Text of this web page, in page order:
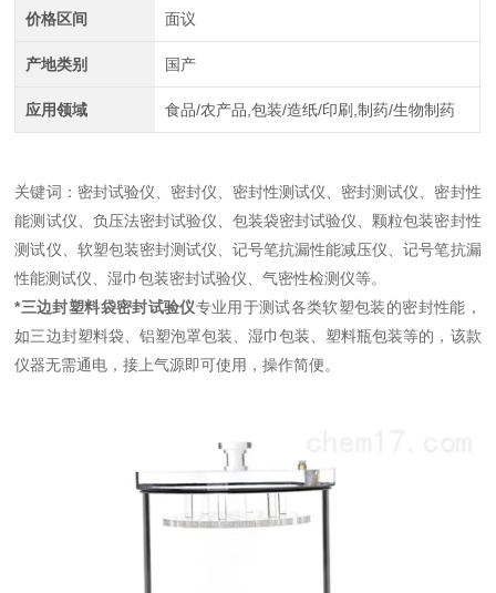
价格区间 面议
产地类别 国产
应用领域 食品/农产品,包装/造纸/印刷,制药/生物制药
关键词：密封试验仪、密封仪、密封性测试仪、密封测试仪、密封性
能测试仪、负压法密封试验仪、包装袋密封试验仪、颗粒包装密封性
测试仪、软塑包装密封测试仪、记号笔抗漏性能减压仪、记号笔抗漏
性能测试仪、湿巾包装密封试验仪、气密性检测仪等。
*三边封塑料袋密封试验仪专业用于测试各类软塑包装的密封性能，
如三边封塑料袋、铝塑泡罩包装、湿巾包装、塑料瓶包装等的，该款
仪器无需通电，接上气源即可使用，操作简便。